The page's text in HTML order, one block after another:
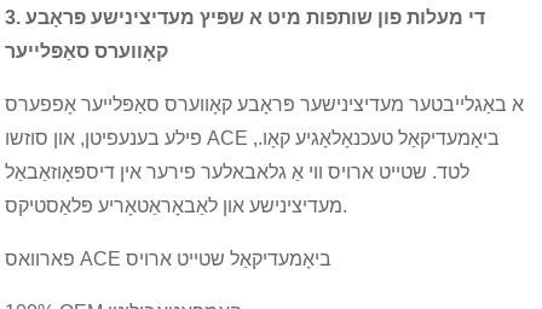
3. די מעלות פון שותפות מיט א שפּיץ מעדיצינישע פּראָבע
קאָווערס סאַפּלייער
א באַגלייבטער מעדיצינישער פּראָבע קאָווערס סאַפּלייער אָפפערס
פילע בענעפיטן, און סוזשו ACE ביאָמעדיקאַל טעכנאָלאָגיע קאָו.,
לטד. שטייט ארויס ווי אַ גלאבאלער פירער אין דיספּאָוזאַבאַל
מעדיצינישע און לאַבאָראַטאָריע פּלאַסטיקס.
פארוואס ACE ביאָמעדיקאַל שטייט ארויס